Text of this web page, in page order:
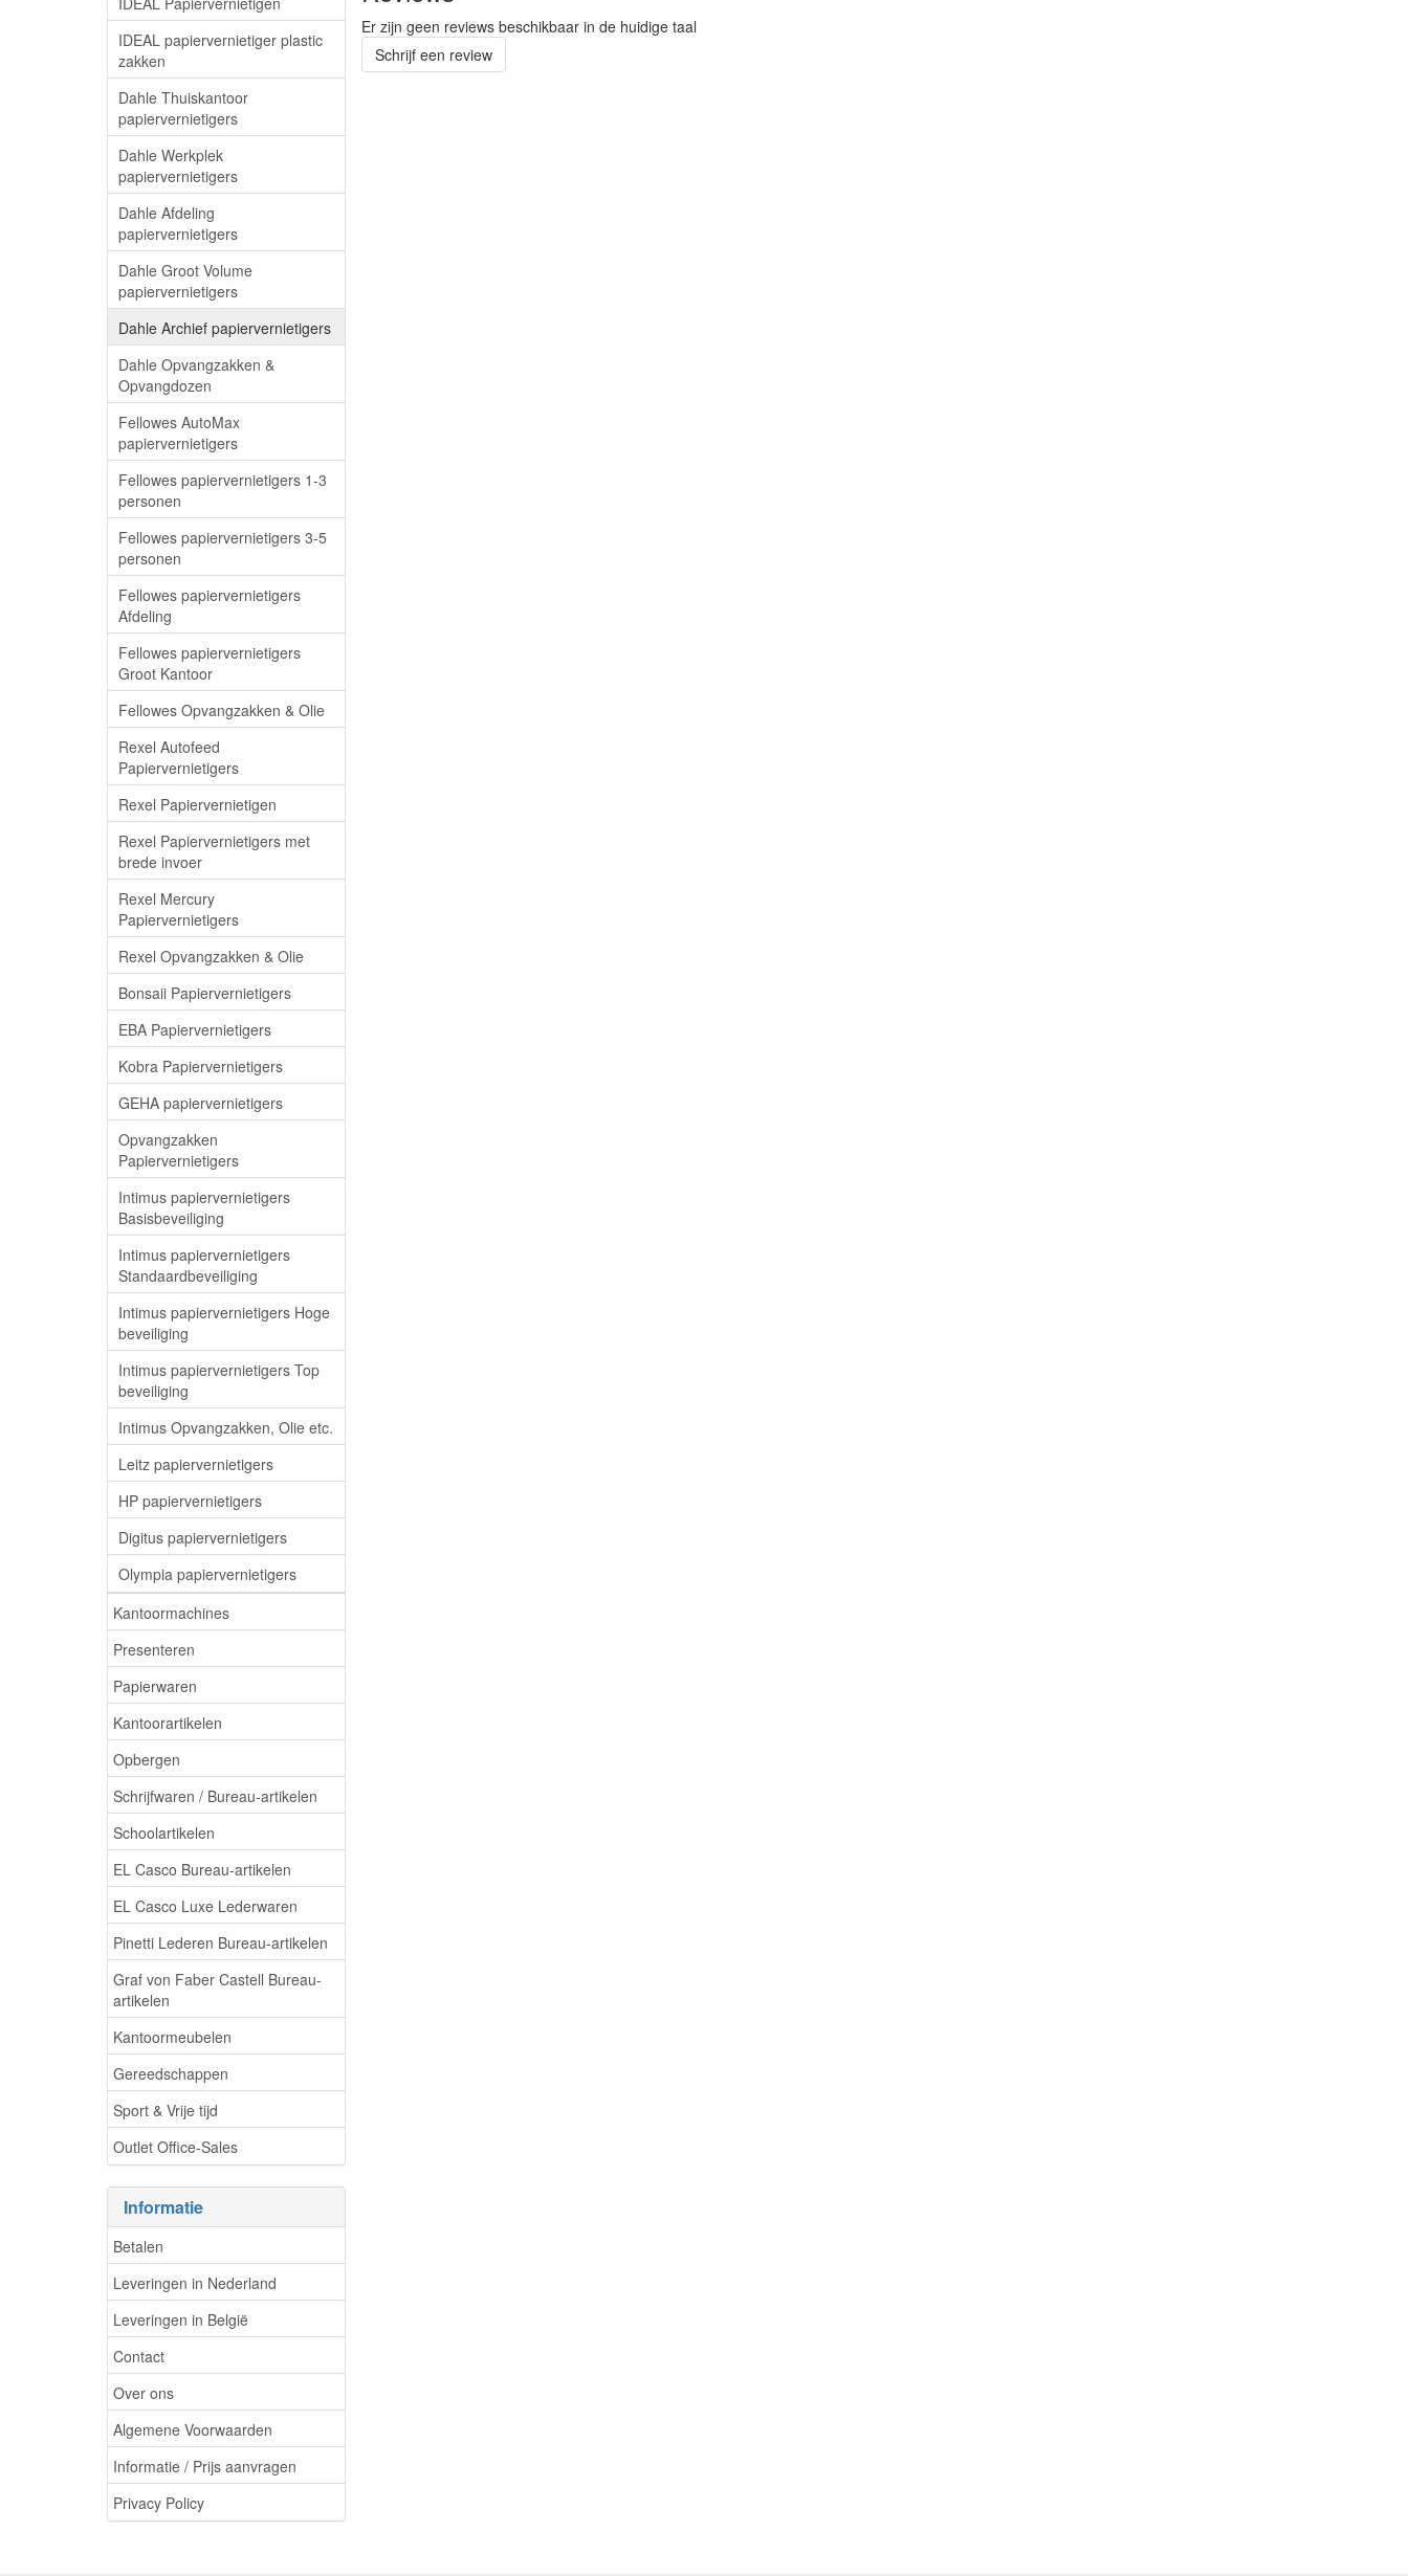
IDEAL papiervernietiger plastic
zakken
Dahle Thuiskantoor
papiervernietigers
Dahle Werkplek
papiervernietigers
Dahle Afdeling
papiervernietigers
Dahle Groot Volume
papiervernietigers
Dahle Archief papiervernietigers
Dahle Opvangzakken &
Opvangdozen
Fellowes AutoMax
papiervernietigers
Fellowes papiervernietigers 1-3
personen
Fellowes papiervernietigers 3-5
personen
Fellowes papiervernietigers
Afdeling
Fellowes papiervernietigers
Groot Kantoor
Fellowes Opvangzakken & Olie
Rexel Autofeed
Papiervernietigers
Rexel Papiervernietigen
Rexel Papiervernietigers met
brede invoer
Rexel Mercury
Papiervernietigers
Rexel Opvangzakken & Olie
Bonsaii Papiervernietigers
EBA Papiervernietigers
Kobra Papiervernietigers
GEHA papiervernietigers
Opvangzakken
Papiervernietigers
Intimus papiervernietigers
Basisbeveiliging
Intimus papiervernietigers
Standaardbeveiliging
Intimus papiervernietigers Hoge
beveiliging
Intimus papiervernietigers Top
beveiliging
Intimus Opvangzakken, Olie etc.
Leitz papiervernietigers
HP papiervernietigers
Digitus papiervernietigers
Olympia papiervernietigers
Kantoormachines
Presenteren
Papierwaren
Kantoorartikelen
Opbergen
Schrijfwaren / Bureau-artikelen
Schoolartikelen
EL Casco Bureau-artikelen
EL Casco Luxe Lederwaren
Pinetti Lederen Bureau-artikelen
Graf von Faber Castell Bureau-
artikelen
Kantoormeubelen
Gereedschappen
Sport & Vrije tijd
Outlet Office-Sales
Informatie
Betalen
Leveringen in Nederland
Leveringen in België
Contact
Over ons
Algemene Voorwaarden
Informatie / Prijs aanvragen
Privacy Policy
Er zijn geen reviews beschikbaar in de huidige taal
Schrijf een review